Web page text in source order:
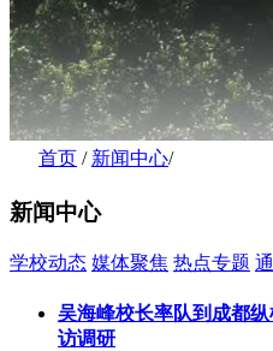
首页 / 新闻中心/
新闻中心
学校动态 媒体聚焦 热点专题
吴海峰校长率队到成都
访调研